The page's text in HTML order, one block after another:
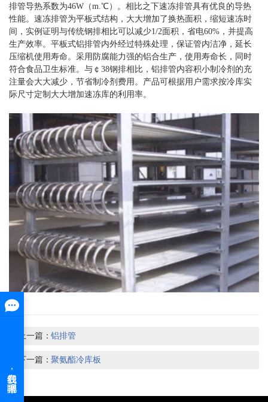
排管导热系数为46W（m.℃）。相比之下速冻排管具有优良的导热
性能。速冻排管为平板式结构，大大增加了换热面积，缩短速冻时
间，实例证明与传统钢排相比可以减少1/2面积，省电60%，并提高
生产效率。平板式铝排管内外经过特殊处理，保证管内洁净，延长
压缩机使用寿命。采用防腐能力强的铝合生产，使用寿命长，同时
符合食品卫生标准。与￠38钢排相比，铝排管内容积小制冷剂的充
注量会大大减少，节省制冷剂费用。产品可根据用户需求按冷库实
际尺寸定制大大增加速冻库的利用率。
上一篇：铝排管
下一篇：聚氨酯冷库板